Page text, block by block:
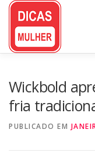
Pular
conteúdo
Wickbold
fria
PUBLICADO EM